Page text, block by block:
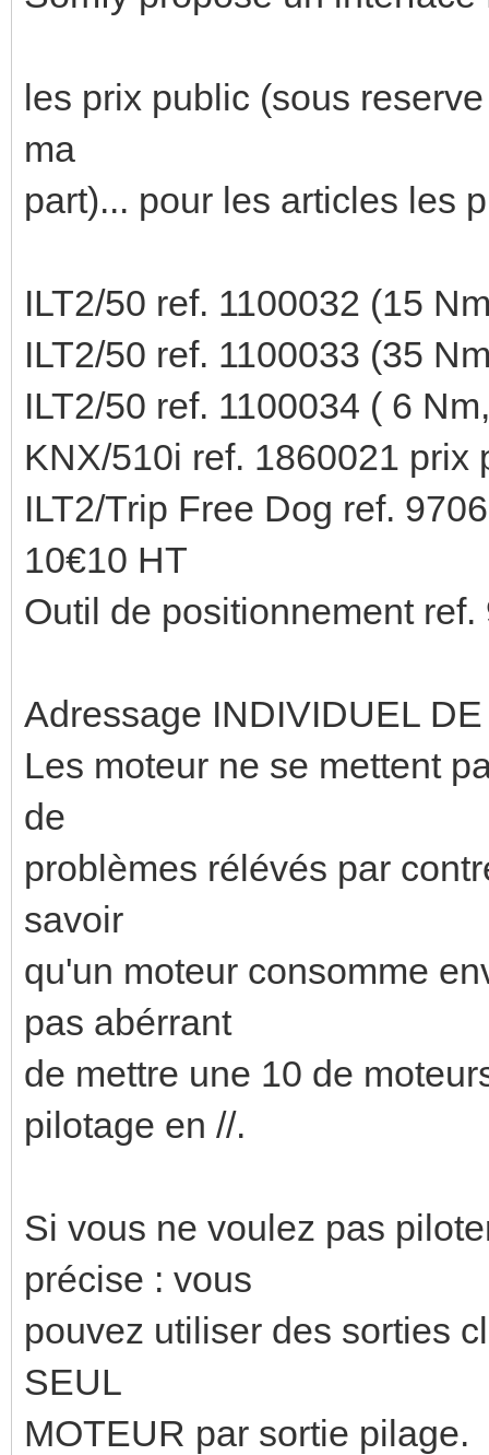
les prix public (sous
ma
part)... pour les articles les
ILT2/50 ref. 1100032 (15
ILT2/50 ref. 1100033 (35
ILT2/50 ref. 1100034 ( 6
KNX/510i ref. 1860021 prix
ILT2/Trip Free Dog ref.
10€10 HT
Outil de positionnement
Adressage INDIVIDUEL
Les moteur ne se mettent
de
problèmes rélévés par
savoir
qu'un moteur consomme
pas abérrant
de mettre une 10 de
pilotage en //.
Si vous ne voulez pas
précise : vous
pouvez utiliser des sorties
SEUL
MOTEUR par sortie pilage.